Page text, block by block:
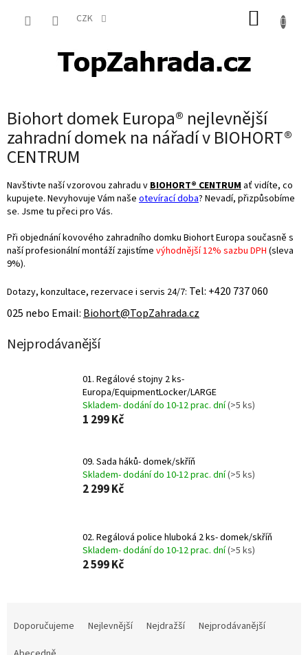
CZK
Biohort domek Europa® nejlevnější
zahradní domek na nářadí v BIOHORT®
CENTRUM
Navštivte naší vzorovou zahradu v BIOHORT® CENTRUM ať vidíte, co
kupujete. Nevyhovuje Vám naše otevírací doba? Nevadí, přizpůsobíme
se. Jsme tu přeci pro Vás.
Při objednání kovového zahradního domku Biohort Europa současně s
naší profesionální montáží zajistíme výhodnější 12% sazbu DPH (sleva
9%).
Dotazy, konzultace, rezervace i servis 24/7: Tel: +420 737 060
025 nebo Email: Biohort@TopZahrada.cz
Nejprodávanější
01. Regálové stojny 2 ks-
Europa/EquipmentLocker/LARGE
Skladem- dodání do 10-12 prac. dní(>5 ks)
1 299 Kč
09. Sada háků- domek/skříň
Skladem- dodání do 10-12 prac. dní(>5 ks)
2 299 Kč
02. Regálová police hluboká 2 ks- domek/skříň
Skladem- dodání do 10-12 prac. dní(>5 ks)
2 599 Kč
Doporučujeme Nejlevnější Nejdražší
Nejprodávanější